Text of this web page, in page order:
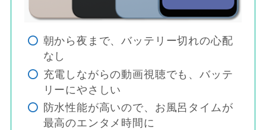
朝から夜まで、バッテリー切れの心配
なし
充電しながらの動画視聴でも、バッテ
リーにやさしい
防水性能が高いので、お風呂タイムが
最高のエンタメ時間に